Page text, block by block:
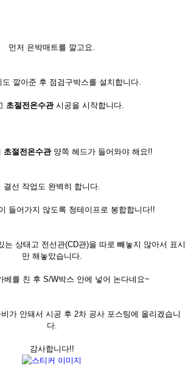
먼저 은박매트를 깔고요.
도 깔아준 후 점검구박스를 설치합니다.
초절전온수관시공을 시작합니다.
초절전온수관 양쪽 헤드가 들어와야 해요!!
결선 작업도 완벽히 합니다.
들어가지 않도록 청테이프로 봉합합니다!!
는 상태고 전선관(CD관)을 따로 빼놓지 않아서 표시
만 해놓았습니다.
베를 친 후 S/W박스 안에 넣어 논다네요~
가 안돼서 시공 후 2차 공사 포스팅에 올리겠습니
다.
감사합니다!!